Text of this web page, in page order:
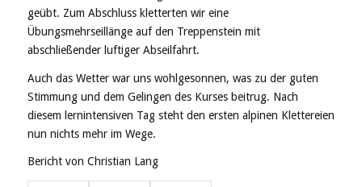
geübt. Zum Abschluss kletterten wir eine
Übungsmehrseillänge auf den Treppenstein mit
abschließender luftiger Abseilfahrt.
Auch das Wetter war uns wohlgesonnen, was zu der guten
Stimmung und dem Gelingen des Kurses beitrug. Nach
diesem lernintensiven Tag steht den ersten alpinen Klettereien
nun nichts mehr im Wege.
Bericht von Christian Lang